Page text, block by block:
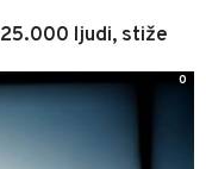
25.000 ljudi, stiže
0